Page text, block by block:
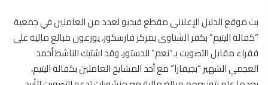
بث موقع الدليل الإعلانى مقطع فيديو لعدد من العاملين في جمعية
“كفالة اليتيم” بكفر الشناوى بمركز فارسكور، يوزعون مبالغ مالية على
فقراء مقابل التصويت بـ”نعم” للدستور، وقد اشتبك الناشط أحمد
العجمي الشهير “بجيفارا” مع أحد المشايخ العاملين بكفالة اليتيم،